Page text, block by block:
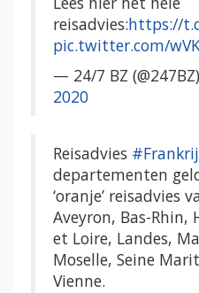
reisadvies:https://
pic.twitter.com/
— 24/7 BZ (@247BZ)
2020
Reisadvies
departementen
‘oranje’ reisadvies
Aveyron, Bas-
et Loire, Landes,
Moselle, Seine
Vienne.